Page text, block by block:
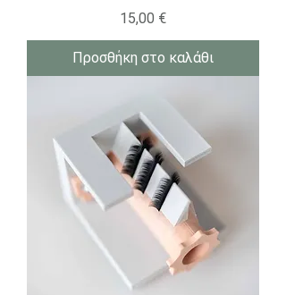
Τιμή
15,00 €
Προσθήκη στο καλάθι